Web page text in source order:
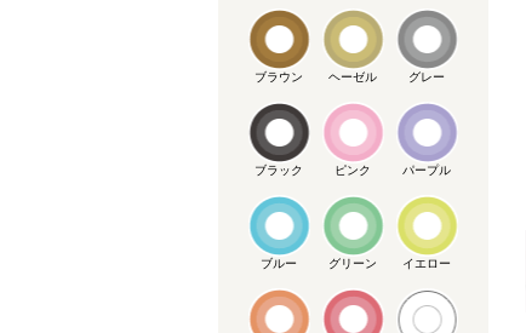
ブラウン ヘーゼル グレー
ブラック ピンク パープル
ブルー グリーン イエロー
メーカー提供画像